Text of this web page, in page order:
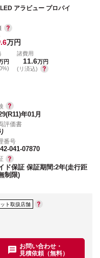
アラビュー プロパイ
.6万円
円
諸費用
11.6万円
(リ済込)
年01月
評価書
番号
041-07870
ド保証 保証期間:2年(走行距
制限)
ト取扱店舗
お問い合わせ・
見積依頼（無料）